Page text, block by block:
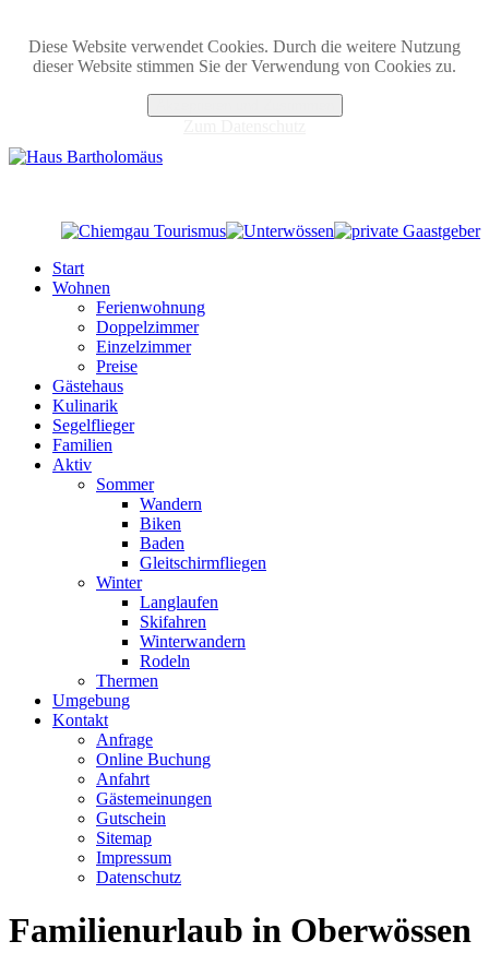
Diese Website verwendet Cookies. Durch die weitere Nutzung
dieser Website stimmen Sie der Verwendung von Cookies zu.
Start
Wohnen
Ferienwohnung
Doppelzimmer
Einzelzimmer
Preise
Gästehaus
Kulinarik
Segelflieger
Familien
Aktiv
Sommer
Wandern
Biken
Baden
Gleitschirmfliegen
Winter
Langlaufen
Skifahren
Winterwandern
Rodeln
Thermen
Umgebung
Kontakt
Anfrage
Online Buchung
Anfahrt
Gästemeinungen
Gutschein
Sitemap
Impressum
Datenschutz
Familienurlaub in Oberwössen